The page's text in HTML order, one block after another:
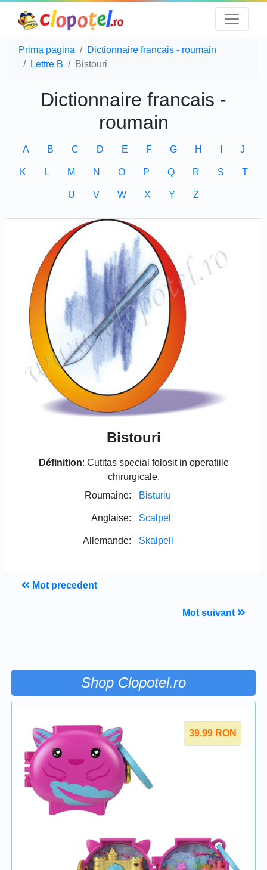
Prima pagina
Dictionnaire francais - roumain
Lettre B
Bistouri
Dictionnaire francais -
roumain
A B C D E F G H J
K L M N O P Q R S T
U V W X Y Z
Bistouri
Définition: Cutitas special folosit in operatiile
chirurgicale.
Roumaine:
Bisturiu
Anglaise: Scalpel
Allemande: Skalpell
Mot precedent
Mot suivant
Shop Clopotel.ro
39.99 RON